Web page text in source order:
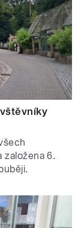
založena 6.